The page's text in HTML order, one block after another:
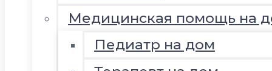
Медицинская помощь на
Педиатр на дом